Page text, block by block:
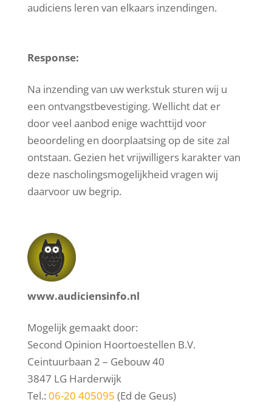
audiciens leren van elkaars inzendingen.
Response:
Na inzending van uw werkstuk sturen wij u
een ontvangstbevestiging. Wellicht dat er
door veel aanbod enige wachttijd voor
beoordeling en doorplaatsing op de site zal
ontstaan. Gezien het vrijwilligers karakter van
deze nascholingsmogelijkheid vragen wij
daarvoor uw begrip.
www.audiciensinfo.nl
Mogelijk gemaakt door:
Second Opinion Hoortoestellen B.V.
Ceintuurbaan 2 – Gebouw 40
3847 LG Harderwijk
Tel.: 06-20 405095 (Ed de Geus)